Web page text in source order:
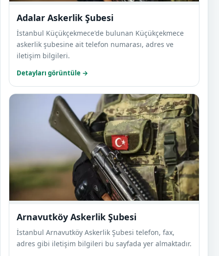
Adalar Askerlik Şubesi
İstanbul Küçükçekmece'de bulunan Küçükçekmece
askerlik şubesine ait telefon numarası, adres ve
iletişim bilgileri.
Detayları görüntüle →
Arnavutköy Askerlik Şubesi
İstanbul Arnavutköy Askerlik Şubesi telefon, fax,
adres gibi iletişim bilgileri bu sayfada yer almaktadır.